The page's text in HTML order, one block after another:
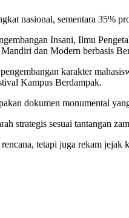
nasional, sementara 35%
Insani, Ilmu
dan Modern berbasis
karakter
Kampus Berdampak.
dokumen monumental
strategis sesuai tantangan
tetapi juga rekam jejak